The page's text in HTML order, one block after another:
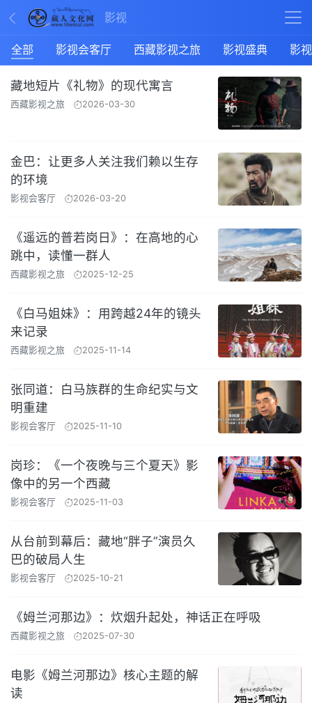
影视
全部 影视会客厅 西藏影视之旅 影视盛典 影
藏地短片《礼物》的现代寓言
西藏影视之旅 2026-03-30
金巴：让更多人关注我们赖以生存
的环境
影视会客厅 2026-03-20
《遥远的普若岗日》：在高地的心
跳中，读懂一群人
西藏影视之旅 2025-12-25
《白马姐妹》：用跨越24年的镜头
来记录
西藏影视之旅 2025-11-14
张同道：白马族群的生命纪实与文
明重建
影视会客厅 2025-11-10
岗珍：《一个夜晚与三个夏天》影
像中的另一个西藏
影视会客厅 2025-11-03
从台前到幕后：藏地“胖子”演员久
巴的破局人生
影视会客厅 2025-10-21
《姆兰河那边》：炊烟升起处，神话正在呼吸
西藏影视之旅 2025-07-30
电影《姆兰河那边》核心主题的解
读